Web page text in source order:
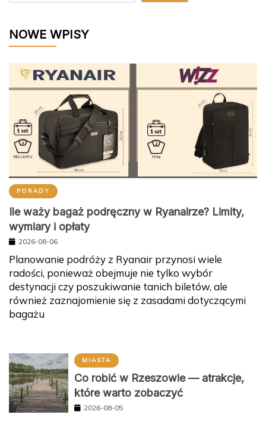
NOWE WPISY
PORADY
Ile waży bagaż podręczny w Ryanairze? Limity,
wymiary i opłaty
2026-08-06
Planowanie podróży z Ryanair przynosi wiele
radości, ponieważ obejmuje nie tylko wybór
destynacji czy poszukiwanie tanich biletów, ale
również zaznajomienie się z zasadami dotyczącymi
bagażu
MIASTA
Co robić w Rzeszowie — atrakcje,
które warto zobaczyć
2026-08-05